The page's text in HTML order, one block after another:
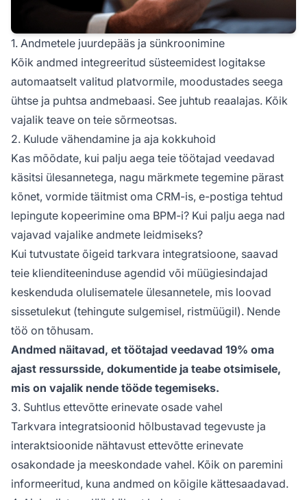
1. Andmetele juurdepääs ja sünkroonimine
Kõik andmed integreeritud süsteemidest logitakse
automaatselt valitud platvormile, moodustades seega
ühtse ja puhtsa andmebaasi. See juhtub reaalajas. Kõik
vajalik teave on teie sõrmeotsas.
2. Kulude vähendamine ja aja kokkuhoid
Kas mõõdate, kui palju aega teie töötajad veedavad
käsitsi ülesannetega, nagu märkmete tegemine pärast
kõnet, vormide täitmist oma CRM-is, e-postiga tehtud
lepingute kopeerimine oma BPM-i? Kui palju aega nad
vajavad vajalike andmete leidmiseks?
Kui tutvustate õigeid tarkvara integratsioone, saavad
teie klienditeeninduse agendid või müügiesindajad
keskenduda olulisematele ülesannetele, mis loovad
sissetulekut (tehingute sulgemisel, ristmüügil). Nende
töö on tõhusam.
Andmed näitavad, et töötajad veedavad 19% oma
ajast ressursside, dokumentide ja teabe otsimisele,
mis on vajalik nende tööde tegemiseks.
3. Suhtlus ettevõtte erinevate osade vahel
Tarkvara integratsioonid hõlbustavad tegevuste ja
interaktsioonide nähtavust ettevõtte erinevate
osakondade ja meeskondade vahel. Kõik on paremini
informeeritud, kuna andmed on kõigile kättesaadavad.